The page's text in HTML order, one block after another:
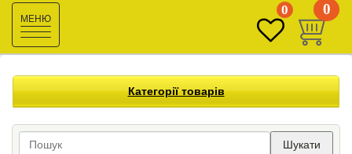
Toggle
navigation
0 0
Категорії товарів
Шукати